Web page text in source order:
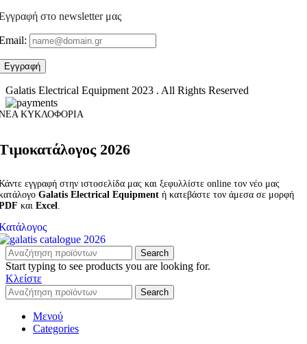
στο newsletter μας
Galatis Electrical Equipment2023 . All Rights Reserved
ΚΥΚΛΟΦΟΡΙΑ
2026
εγγραφή στην ιστοσελίδα μας και ξεφυλλίστε online τον νέο μας
Galatis Electrical Equipment ή κατεβάστε τον άμεσα σε μορφή
και Excel
Search
Start typing to see products you are looking for.
Κλείστε
Search
Μενού
Categories